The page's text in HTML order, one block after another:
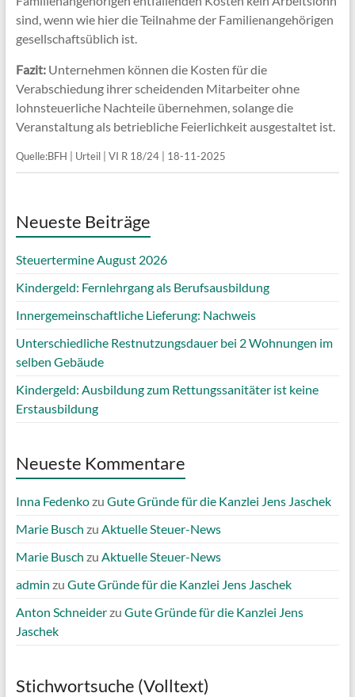
sind, wenn wie hier die Teilnahme der Familienangehörigen
gesellschaftsüblich ist.
Fazit:Unternehmen können die Kosten für die
Verabschiedung ihrer scheidenden Mitarbeiter ohne
lohnsteuerliche Nachteile übernehmen, solange die
Veranstaltung als betriebliche Feierlichkeit ausgestaltet ist.
Quelle:BFH | Urteil | VI R 18/24 | 18-11-2025
Neueste Beiträge
Steuertermine August 2026
Kindergeld: Fernlehrgang als Berufsausbildung
Innergemeinschaftliche Lieferung: Nachweis
Unterschiedliche Restnutzungsdauer bei 2 Wohnungen im
selben Gebäude
Kindergeld: Ausbildung zum Rettungssanitäter ist keine
Erstausbildung
Neueste Kommentare
Inna Fedenkozu Gute Gründe für die Kanzlei Jens Jaschek
Marie Busch zu Aktuelle Steuer-News
Marie Busch zu Aktuelle Steuer-News
admin zu Gute Gründe für die Kanzlei Jens Jaschek
Anton Schneiderzu Gute Gründe für die Kanzlei Jens
Jaschek
Stichwortsuche (Volltext)